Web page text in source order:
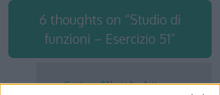
6 thoughts on “Studio di
funzioni – Esercizio 51”
Gaetano d'Alesioha detto: